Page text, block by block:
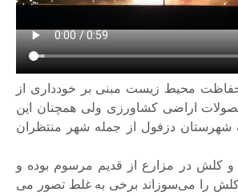
حفاظت محیط زیست مبنی بر خودداری از
اراضی کشاورزی ولی همچنان این
شهرستان دزفول از جمله شهر منتظران
و کلش در مزارع از قدیم مرسوم بوده و
را می‌سوزاند برخی به غلط تصور می